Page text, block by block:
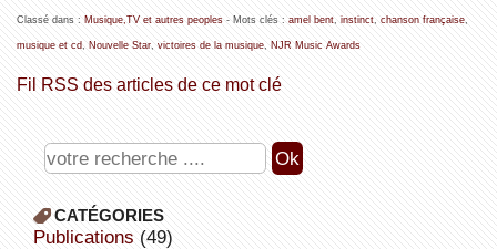
Classé dans : Musique,TV et autres peoples- Mots clés : amel bent, instinct, chanson française,
musique et cd Nouvelle Star, victoires de la musique, NJR Music Awards
Fil RSS des articles de ce mot clé
CATÉGORIES
publications (49)